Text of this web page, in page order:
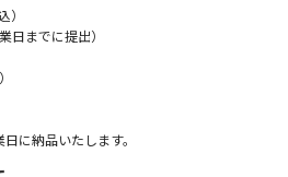
日までに提出）
に納品いたします。